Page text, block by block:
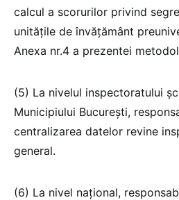
calcul a scorurilor privind
unităţile de învăţământ
Anexa nr.4 a prezentei
(5) La nivelul inspectoratului
Municipiului București,
centralizarea datelor revine
general.
(6) La nivel național,